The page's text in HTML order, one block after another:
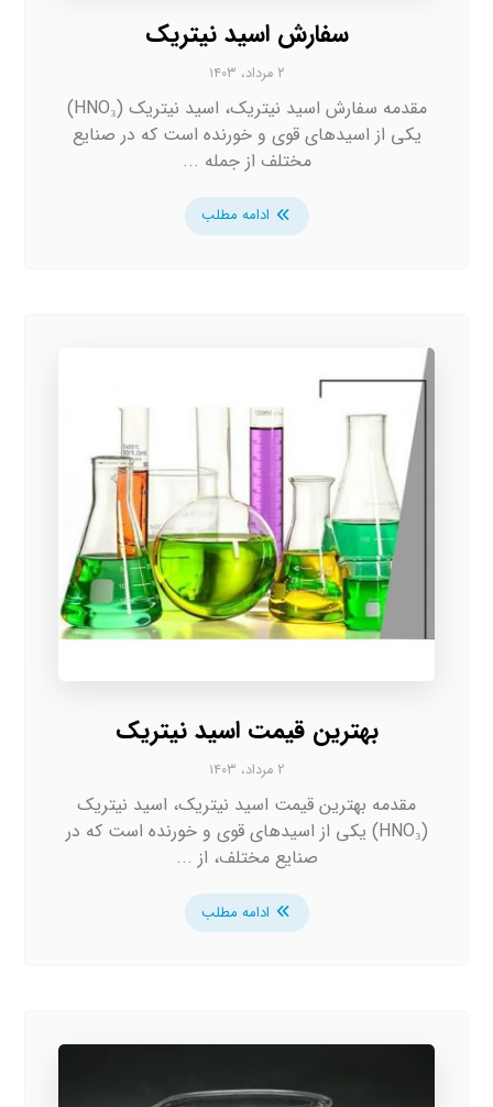
سفارش اسید نیتریک
۲ مرداد، ۱۴۰۳
مقدمه سفارش اسید نیتریک، اسید نیتریک (HNO₃)
یکی از اسیدهای قوی و خورنده است که در صنایع
مختلف از جمله ...
ادامه مطلب
بهترین قیمت اسید نیتریک
۲ مرداد، ۱۴۰۳
مقدمه بهترین قیمت اسید نیتریک، اسید نیتریک
(HNO₃) یکی از اسیدهای قوی و خورنده است که در
صنایع مختلف، از ...
ادامه مطلب